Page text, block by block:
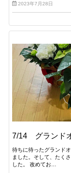
2023年7月28日
7/14 グランド
待ちに待ったグランド
ました。そして、たく
した。 改めてお…